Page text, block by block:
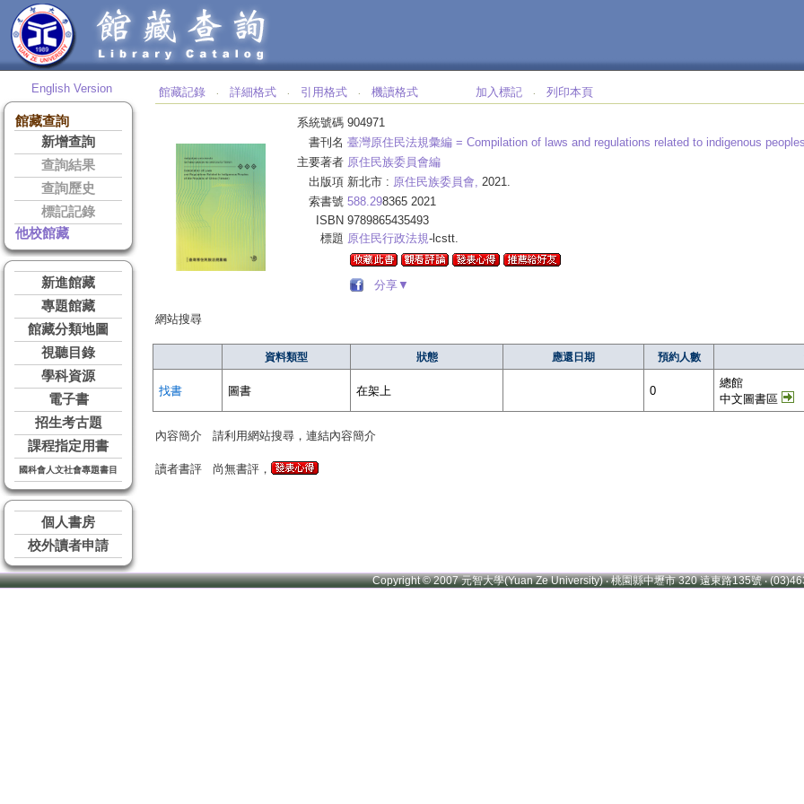
English Version
館藏查詢
新增查詢
查詢結果
查詢歷史
標記記錄
他校館藏
新進館藏
專題館藏
館藏分類地圖
視聽目錄
學科資源
電子書
招生考古題
課程指定用書
國科會人文社會專題書目
個人書房
校外讀者申請
館藏記錄 ‧ 詳細格式 ‧ 引用格式 ‧ 機讀格式 加入標記 ‧ 列印本頁
系統號碼 904971
書刊名 臺灣原住民法規彙編 = Compilation of laws and regulations related to indigenous
主要著者 原住民族委員會編
出版項 新北市 : 原住民族委員會, 2021.
索書號 588.298365 2021
ISBN 9789865435493
標題 原住民行政法規-lcstt.
分享▼
網站搜尋
資料類型 狀態 應還日期 預約人數
找書 圖書 在架上 0
總館
中文圖書區
內容簡介 請利用網站搜尋，連結內容簡介
讀者書評 尚無書評，
Copyright © 2007 元智大學(Yuan Ze University) ‧ 桃園縣中壢市 320 遠東路135號 ‧